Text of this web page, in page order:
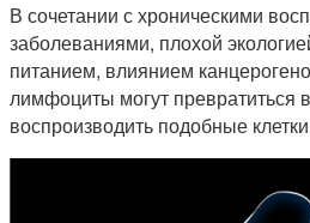
В сочетании с хроническими
заболеваниями, плохой
питанием, влиянием
лимфоциты могут превратиться
воспроизводить подобные